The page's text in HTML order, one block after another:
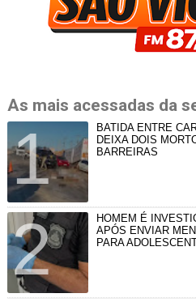
As mais acessadas da
BATIDA ENTRE
DEIXA DOIS
BARREIRAS
HOMEM É
APÓS ENVIAR
PARA